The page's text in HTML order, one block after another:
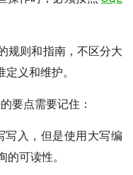
规则和指南，不区分大
义和维护。
要点需要记住：
写入，但是使用大写编
的可读性。